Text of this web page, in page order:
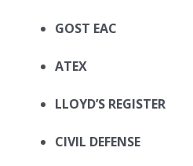
GOST EAC
ATEX
LLOYD’S REGISTER
CIVIL DEFENSE